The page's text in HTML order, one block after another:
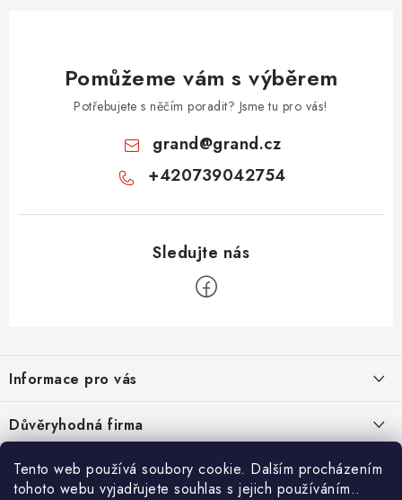
Tento web používá soubory cookie. Dalším procházením
tohoto webu vyjadřujete souhlas s jejich používáním..
Pomůžeme vám s výběrem
Potřebujete s něčím poradit? Jsme tu pro vás!
grand@grand.cz
+420739042754
p
a
t
Informace pro vás
Velkoobchod
Kontakty
Důvěryhodná firma
Ověřeno zákazníky